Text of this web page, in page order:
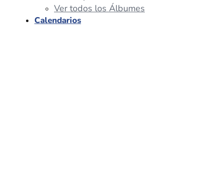
Ver todos los Álbumes
Calendarios